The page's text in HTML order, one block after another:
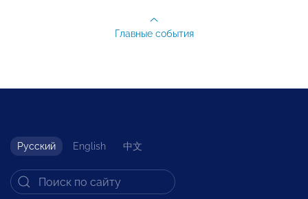
Главные события
Русский English 中文